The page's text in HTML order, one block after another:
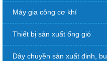
Máy gia công cơ khí
Thiết bị sản xuất ống gió
Dây chuyền sản xuất đinh,